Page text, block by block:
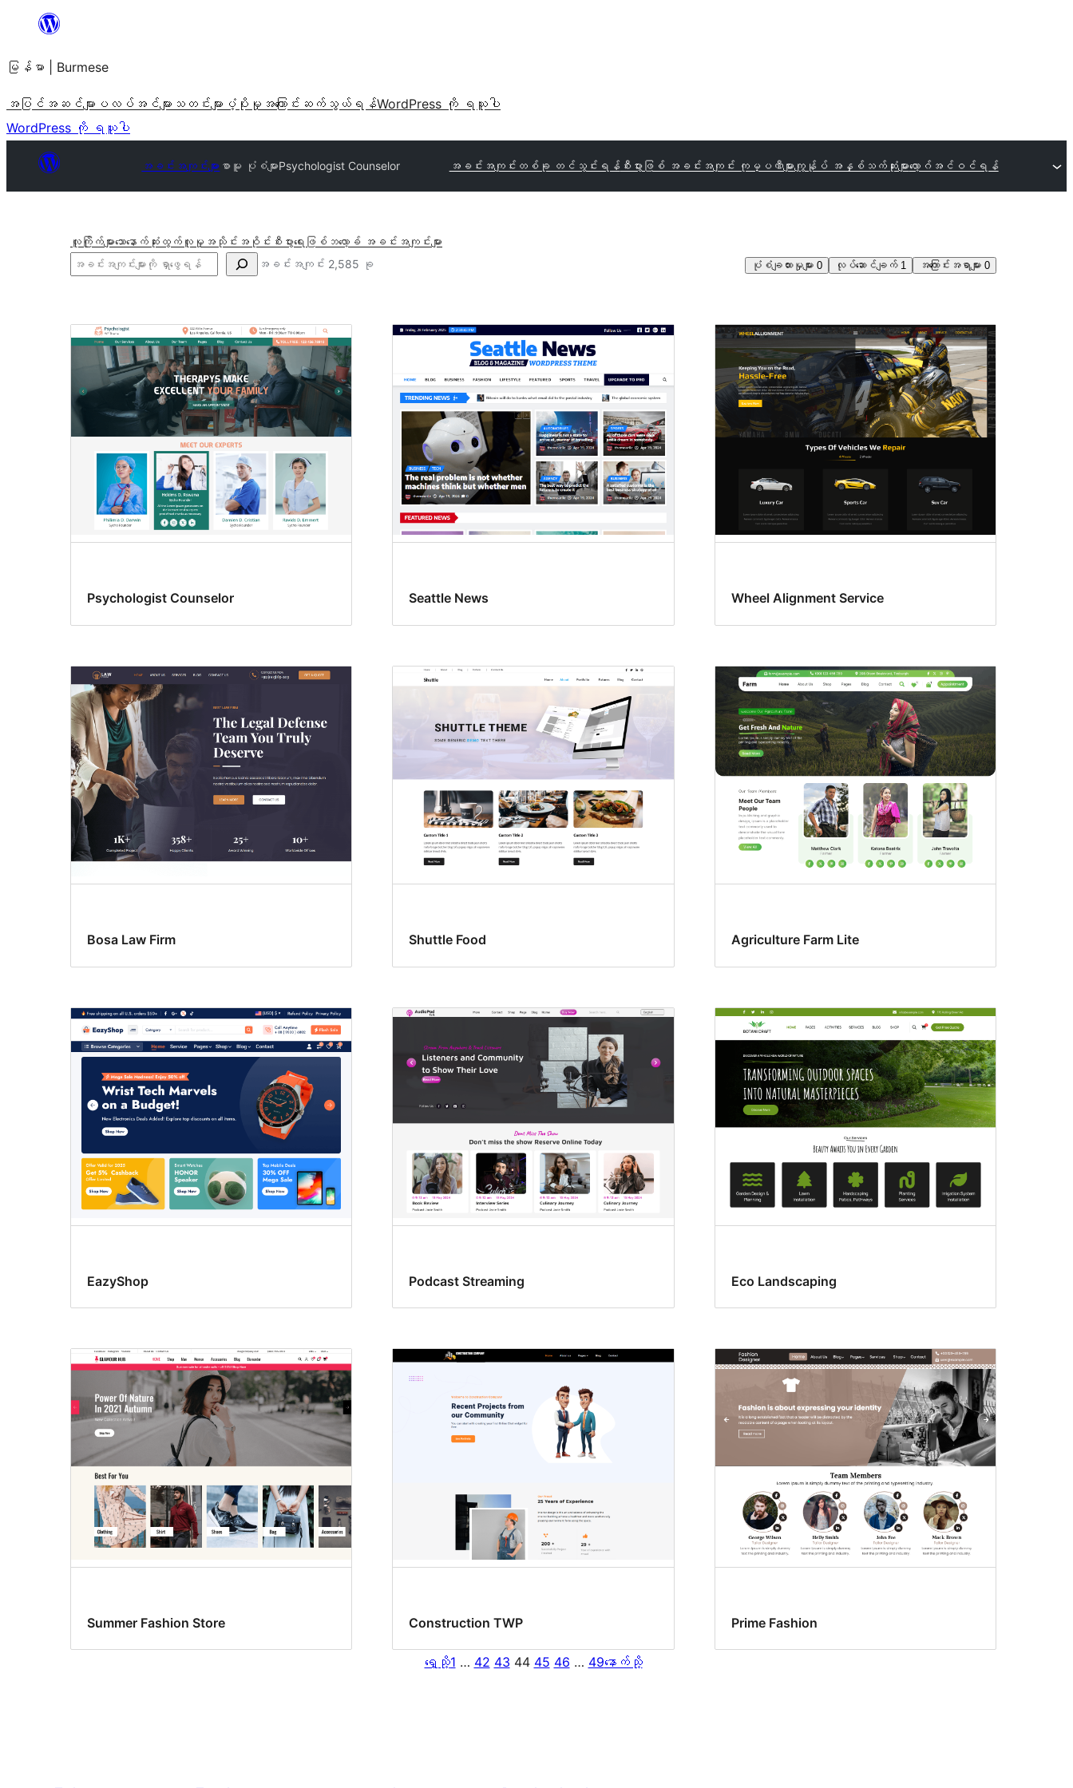
အကြောင်းအရာ
ကျော်သွား
ရန်
မြန်မာ | Burmese
အပြင်အဆင်များ ပလပ်အင်များ သတင်းများ ပံ့ပိုးမှု အကြောင်း ဆက်သွယ်ရန်WordPress ကို ရယူပါ
WordPress ကို ရယူပါ
အခင်းအကျင်းများ စာမူ ပုံစံများPsychologist Counselor အခင်းအကျင်းတစ်ခု တင်သွင်းရန်စီးပွားဖြစ် အခင်းအကျင်း ကုမ္ပဏီများကျွန်ုပ် အနှစ်သက်ဆုံးများလော့ဂ်အင်ဝင်ရန်
လူကြိုက်များသောနောက်ဆုံးထွက် လူမှုအသိုင်းအဝိုင်း စီးပွားရေးဖြစ် ဘလော့ခ် အခင်းအကျင်းများ
ရှာ
အခင်းအကျင်း 2,585 ခု ပုံစံချထားမှုများ 0 လုပ်ဆောင်ချက် 1 အကြောင်းအရာများ 0
စာမူ
Psychologist Counselor Seattle News Wheel Alignment Service
Bosa Law Firm Shuttle Food Agriculture Farm Lite
EazyShop Podcast Streaming Eco Landscaping
Summer Fashion Store Construction TWP Prime Fashion
ရှေ့သို့1 … 42 43 44 45 46 … 49နောက်သို့